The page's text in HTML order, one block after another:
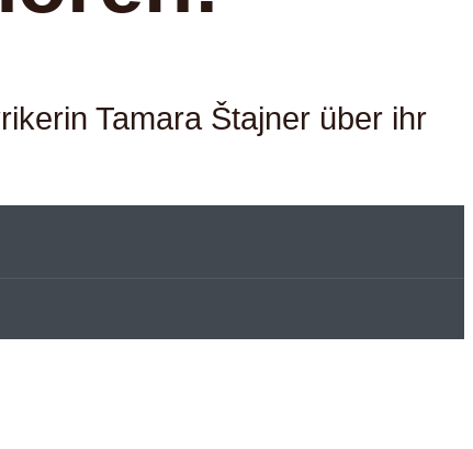
Tamara Štajner über ihr